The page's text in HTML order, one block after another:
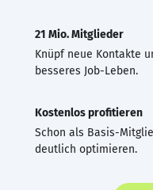
21 Mio. Mitglieder
Knüpf neue Kontakte
besseres Job-Leben.
Kostenlos profitieren
Schon als Basis-
deutlich optimieren.